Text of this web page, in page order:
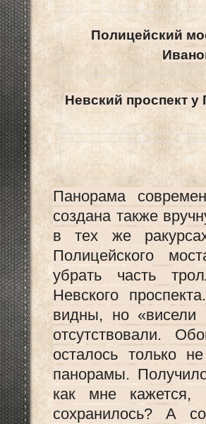
Полицейский
Невский проспект
Панорама
создана также
в тех же
Полицейского
убрать часть
Невского
видны, но «висели
отсутствовали.
осталось только
панорамы.
как мне
сохранилось? А